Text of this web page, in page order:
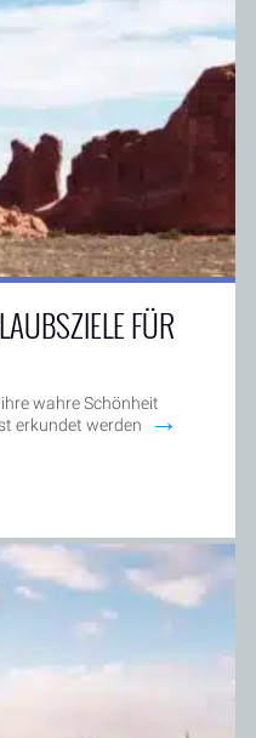
FÜR
wahre Schönheit
erkundet werden
→